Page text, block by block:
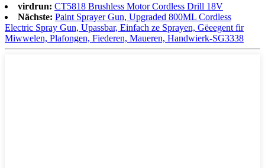
virdrun: CT5818 Brushless Motor Cordless Drill 18V
Nächste: Paint Sprayer Gun, Upgraded 800ML Cordless
Electric Spray Gun, Upassbar, Einfach ze Sprayen, Gëeegent fir
Miwwelen, Plafongen, Fiederen, Maueren, Handwierk-SG3338